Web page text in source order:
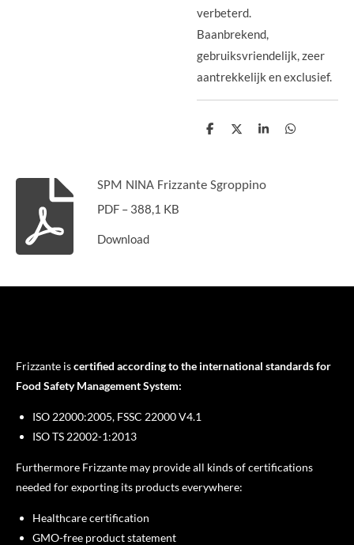
verbeterd.
Baanbrekend,
gebruiksvriendelijk, zeer
aantrekkelijk en exclusief.
D
n
D
S
e
D
SPM NINA Frizzante Sgroppino
PDF – 388,1 KB
Download
Frizzante iscertified according to the international standards for
Food Safety Management System:
ISO 22000:2005, FSSC 22000 V4.1
ISO TS 22002-1:2013
Furthermore Frizzante may provide all kinds of certifications
needed for exporting its products everywhere:
Healthcare certification
GMO-free product statement